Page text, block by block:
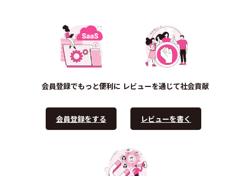
会員登録でもっと便利に
会員登録をする
レビューを通じて社会貢献
レビューを書く